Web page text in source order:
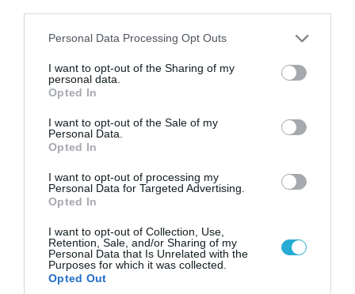
Please note that this website/app uses one or more Google
not limited to your visit or usage behaviour. You may click to
grant or deny consent to Google and its third-party tags to
use your data for below specified purposes in below Google
consent section.
Personal Data Processing Opt Outs
I want to opt-out of the Sharing of my
personal data.
Opted In
I want to opt-out of the Sale of my
Personal Data.
Opted In
I want to opt-out of processing my
Personal Data for Targeted Advertising.
Opted In
I want to opt-out of Collection, Use,
Retention, Sale, and/or Sharing of my
Personal Data that Is Unrelated with the
Purposes for which it was collected.
Opted Out
08.08.2026 | 09:02
του Αρκά για τα τατουάζ (φωτο)